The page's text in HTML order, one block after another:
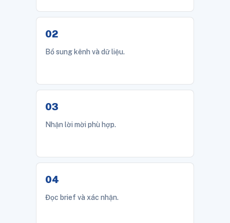
Bổ sung kênh và dữ liệu.
Nhận lời mời phù hợp.
Đọc brief và xác nhận.